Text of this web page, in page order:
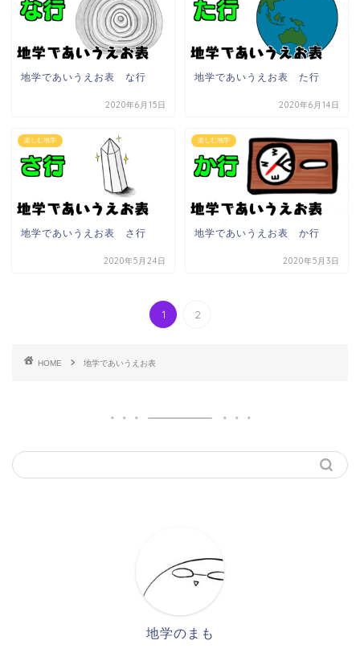
地学であいうえお表 な行
2020年6月15日
地学であいうえお表 た行
2020年6月14日
楽しむ地学
地学であいうえお表 さ行
2020年5月24日
楽しむ地学
地学であいうえお表 か行
2020年5月3日
1 2
HOME 地学であいうえお表
地学のまも